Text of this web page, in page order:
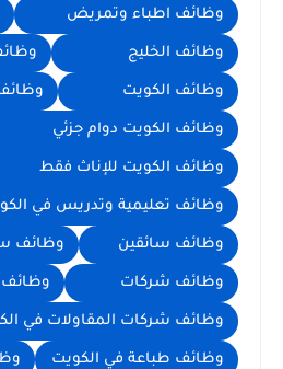
وظائف اطباء وتمريض
وظائف الخليج
وظائف الكويت
وظائف الكويت دوام جزئي
وظائف الكويت للإناث فقط
وظائف تعليمية وتدريس في
وظائف سائقين وظائف
وظائف شركات وظائف
وظائف شركات المقاولات في
وظائف طباعة في الكويت